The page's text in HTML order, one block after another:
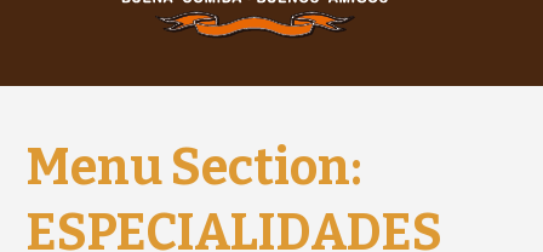
Menu Section:
ESPECIALIDADES